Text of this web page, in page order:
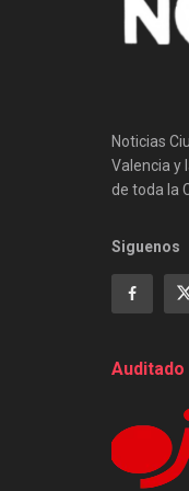
Noticias
Valencia y
de toda la
Siguenos
Auditado